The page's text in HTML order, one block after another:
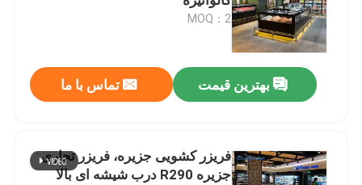
با ما تماس بگیرید
درخواست نقل قول
چیلر باز چند طبقه
MOQ：2
بهترین قیمت تماس با ما
فریزر کشویی جزیره، فریزر تجاری
جزیره R290 درب شیشه ای بالا